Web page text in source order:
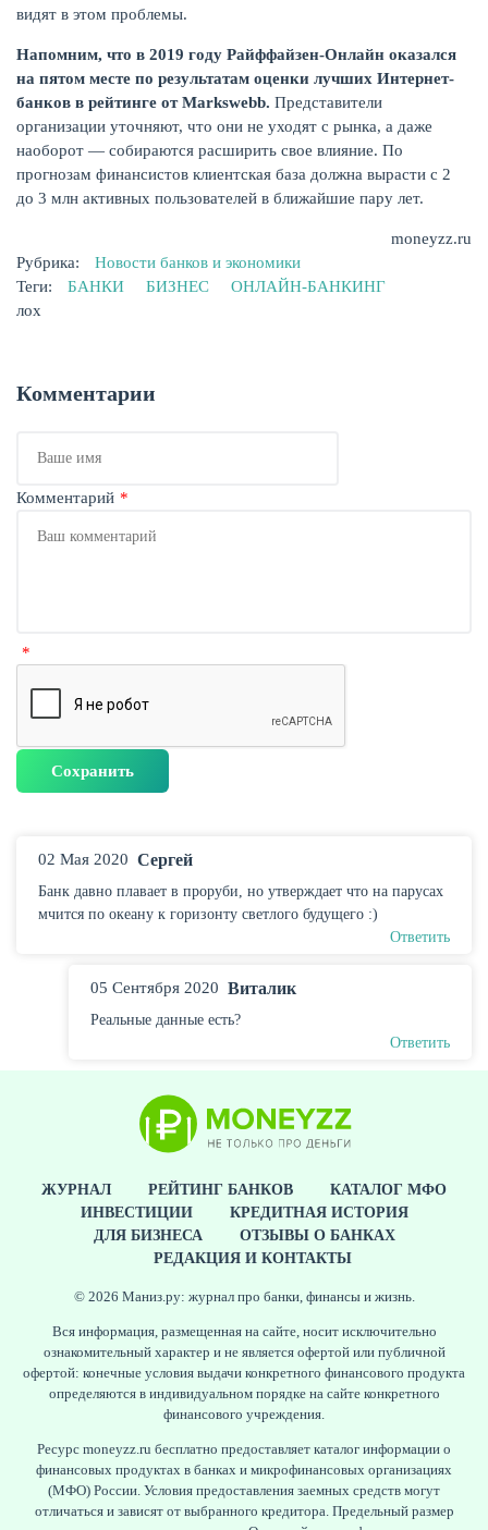
видят в этом проблемы.
Напомним, что в 2019 году Райффайзен-Онлайн оказался
на пятом месте по результатам оценки лучших Интернет-
банков в рейтинге отMarkswebb. Представители
организации уточняют, что они не уходят с рынка, а даже
наоборот — собираются расширить свое влияние. По
прогнозам финансистов клиентская база должна вырасти с 2
до 3 млн активных пользователей в ближайшие пару лет.
moneyzz.ru
Рубрика:
Новости банков и экономики
Теги:
БАНКИ БИЗНЕС
ОНЛАЙН-БАНКИНГ
лох
Комментарии
имя
Комментарий
02 Мая 2020 Сергей
Банк давно плавает в проруби, но утверждает что на парусах
мчится по океану к горизонту светлого будущего :)
Ответить
05 Сентября 2020 Виталик
Реальные данные есть?
Ответить
ЖУРНАЛ РЕЙТИНГ БАНКОВ
КАТАЛОГ МФО
ИНВЕСТИЦИИ
КРЕДИТНАЯ ИСТОРИЯ
ДЛЯ БИЗНЕСА
ОТЗЫВЫ О БАНКАХ
РЕДАКЦИЯ И КОНТАКТЫ
© 2026 Маниз.ру: журнал про банки, финансы и жизнь.
Вся информация, размещенная на сайте, носит исключительно
ознакомительный характер и не является офертой или публичной
офертой: конечные условия выдачи конкретного финансового продукта
определяются в индивидуальном порядке на сайте конкретного
финансового учреждения.
Ресурс moneyzz.ru бесплатно предоставляет каталог информации о
финансовых продуктах в банках и микрофинансовых организациях
(МФО) России. Условия предоставления заемных средств могут
отличаться и зависят от выбранного кредитора. Предельный размер